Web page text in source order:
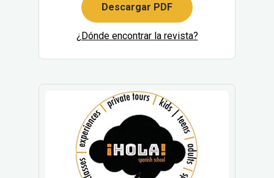
Descargar PDF
¿Dónde encontrar la revista?